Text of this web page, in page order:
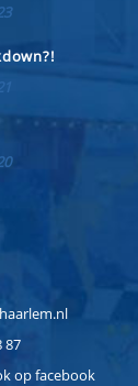
87
op facebook